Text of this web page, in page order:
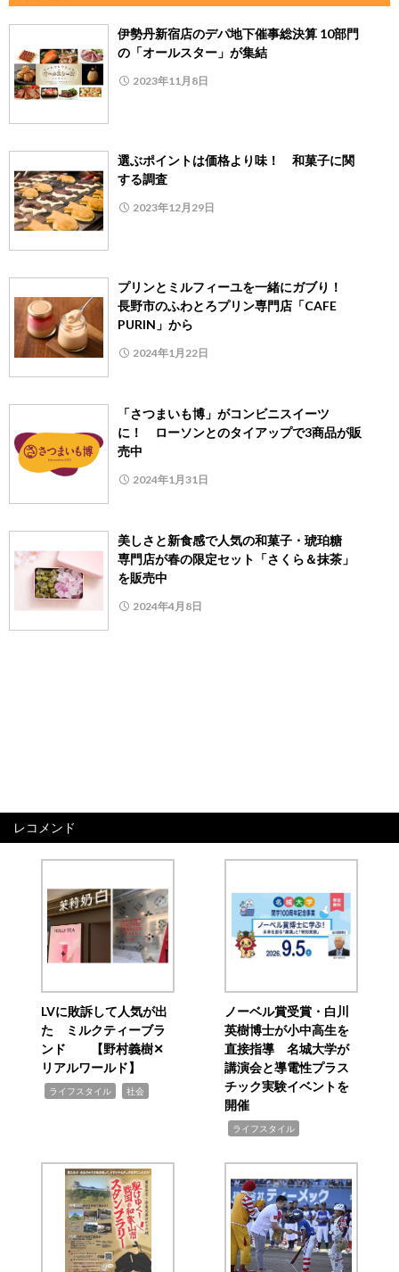
伊勢丹新宿店のデパ地下催事総決算 10部門
の「オールスター」が集結
2023年11月8日
選ぶポイントは価格より味！ 和菓子に関
する調査
2023年12月29日
プリンとミルフィーユを一緒にガブり！
長野市のふわとろプリン専門店「CAFE
PURIN」から
2024年1月22日
「さつまいも博」がコンビニスイーツ
に！ ローソンとのタイアップで3商品が販
売中
2024年1月31日
美しさと新食感で人気の和菓子・琥珀糖
専門店が春の限定セット「さくら＆抹茶」
を販売中
2024年4月8日
レコメンド
LVに敗訴して人気が出
た ミルクティーブラ
ンド 【野村義樹✕
リアルワールド】
ライフスタイル 社会
ノーベル賞受賞・白川
英樹博士が小中高生を
直接指導 名城大学が
講演会と導電性プラス
チック実験イベントを
開催
ライフスタイル